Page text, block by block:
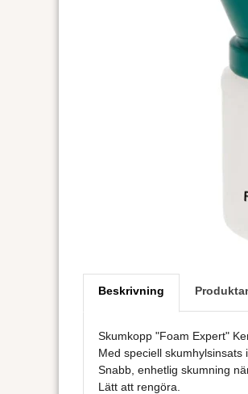
Beskrivning
Skumkopp "Foam Expert"
Med speciell skumhylsinsats
Snabb, enhetlig skumning
Lätt att rengöra.